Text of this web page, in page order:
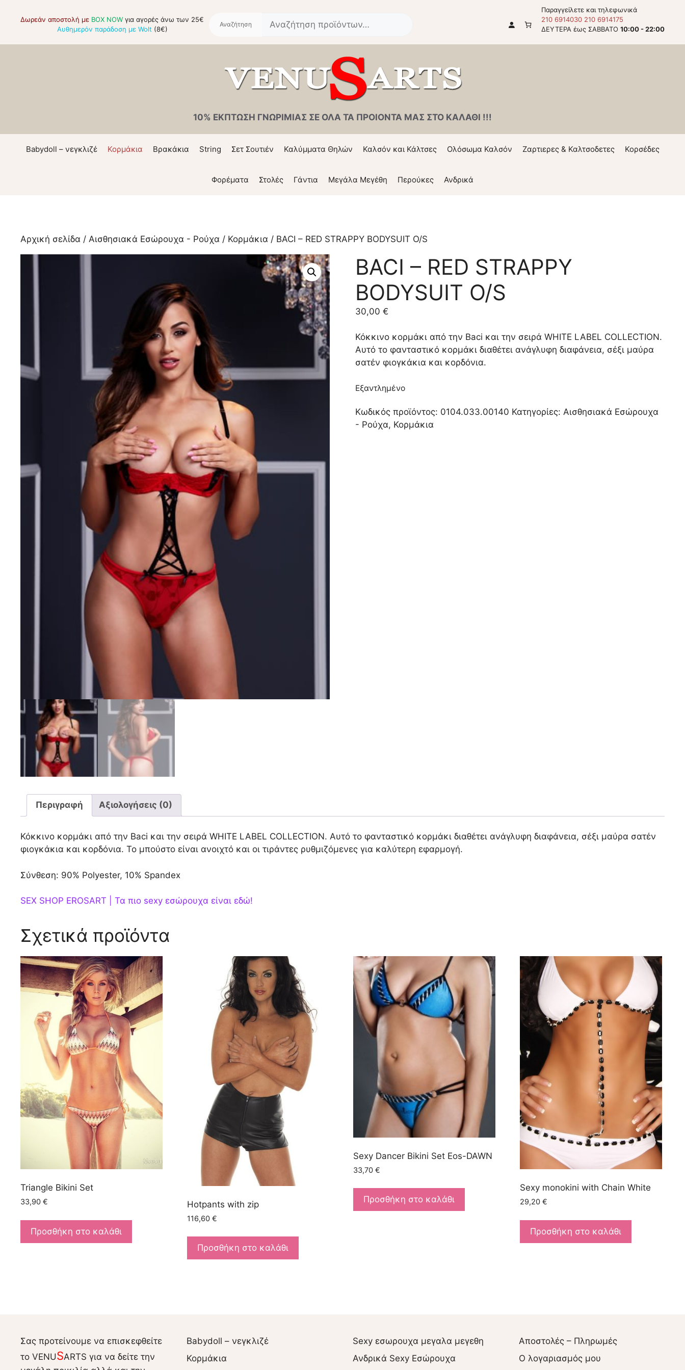
Δωρεάν αποστολή με BOX NOW για αγορές άνω των 25€
Αυθημερόν παράδοση με Wolt(8€)
Παραγγείλετε και τηλεφωνικά
210 6914030 210 6914175
ΔΕΥΤΕΡΑ έως ΣΑΒΒΑΤΟ 10:00 - 22:00
10% ΕΚΠΤΩΣΗ ΓΝΩΡΙΜΙΑΣ ΣΕ ΟΛΑ ΤΑ ΠΡΟΙΟΝΤΑ ΜΑΣ ΣΤΟ ΚΑΛΑΘΙ !!!
Babydoll – νεγκλιζέ Κορμάκια Βρακάκια String Σετ Σουτιέν Καλύμματα Θηλών Καλσόν και Κάλτσες Ολόσωμα Καλσόν Ζαρτιερες & Καλτσοδετες Κορσέδες
Φορέματα Στολές Γάντια Μεγάλα Μεγέθη Περούκες Ανδρικά
Αρχική σελίδα / Αισθησιακά Εσώρουχα - Ρούχα / Κορμάκια / BACI – RED STRAPPY BODYSUIT O/S
BACI – RED STRAPPY
BODYSUIT O/S
30,00€
Κόκκινο κορμάκι από την Baci και την σειρά WHITE LABEL COLLECTION.
Αυτό το φανταστικό κορμάκι διαθέτει ανάγλυφη διαφάνεια, σέξι μαύρα
σατέν φιογκάκια και κορδόνια.
Εξαντλημένο
Κωδικός προϊόντος: 0104.033.00140 Κατηγορίες: Αισθησιακά Εσώρουχα
- Ρούχα, Κορμάκια
Περιγραφή Αξιολογήσεις (0)
Κόκκινο κορμάκι από την Baci και την σειρά WHITE LABEL COLLECTION. Αυτό το φανταστικό κορμάκι διαθέτει ανάγλυφη διαφάνεια, σέξι μαύρα σατέν
φιογκάκια και κορδόνια. Το μπούστο είναι ανοιχτό και οι τιράντες ρυθμιζόμενες για καλύτερη εφαρμογή.
Σύνθεση: 90% Polyester, 10% Spandex
SEX SHOP EROSART | Τα πιο sexy εσώρουχα είναι εδώ!
Σχετικά προϊόντα
Triangle Bikini Set
33,90 €
Προσθήκη στο καλάθι
Hotpants with zip
116,60 €
Προσθήκη στο καλάθι
Sexy Dancer Bikini Set Eos-DAWN
33,70€
Προσθήκη στο καλάθι
Sexy monokini with Chain White
29,20€
Προσθήκη στο καλάθι
Σας προτείνουμε να επισκεφθείτε
το VENUSARTS για να δείτε την
Babydoll – νεγκλιζέ
Κορμάκια
Sexy εσωρουχα μεγαλα μεγεθη
Ανδρικά Sexy Εσώρουχα
Αποστολές – Πληρωμές
O λογαριασμός μου